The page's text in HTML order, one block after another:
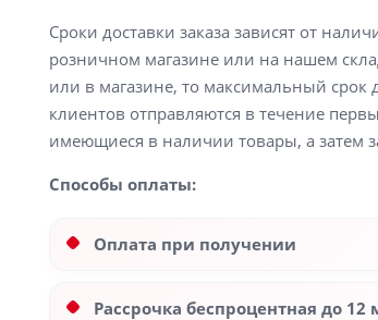
Сроки доставки заказа зависят от
розничном магазине или на нашем
или в магазине, то максимальный срок
клиентов отправляются в течение
имеющиеся в наличии товары, а затем
Способы оплаты:
Оплата при получении
Рассрочка беспроцентная до 12